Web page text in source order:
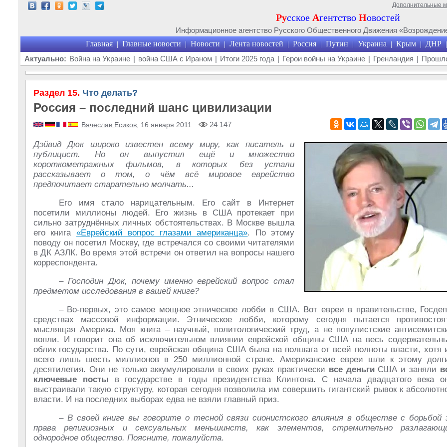
Дополнительные
Русское Агентство Новостей
Информационное агентство Русского Общественного Движения
Главная | Главные новости | Новости | Лента новостей | Россия | Путин | Украина | Крым | ДНР |
Актуально: Война на Украине | война США с Ираном | Итоги 2025 года | Герои войны на Украине | Гренландия |
Раздел 15. Что делать?
Россия – последний шанс цивилизации
Вячеслав Есиков , 16 января 2011 24 147
Дэйвид Дюк широко известен всему миру, как писатель и
публицист. Но он выпустил ещё и множество
короткометражных фильмов, в которых без устали
рассказывает о том, о чём всё мировое еврейство
предпочитает старательно молчать...
Его имя стало нарицательным. Его сайт в Интернет
посетили миллионы людей. Его жизнь в США протекает при
сильно затруднённых личных обстоятельствах. В Москве вышла
его книга «Еврейский вопрос глазами американца». По этому
поводу он посетил Москву, где встречался со своими читателями
в ДК АЗЛК. Во время этой встречи он ответил на вопросы нашего
корреспондента.
– Господин Дюк, почему именно еврейский вопрос стал
предметом исследования в вашей книге?
– Во-первых, это самое мощное этническое лобби в США. Вот евреи в правительстве,
средствах массовой информации. Этническое лобби, которому сегодня пытается
мыслящая Америка. Моя книга – научный, политологический труд, а не популистские
вопли. И говорит она об исключительном влиянии еврейской общины США на весь
облик государства. По сути, еврейская община США была на полшага от всей полноты власти, хотя
всего лишь шесть миллионов в 250 миллионной стране. Американские евреи шли к этому
десятилетия. Они не только аккумулировали в своих руках практически все деньгиСША и заняли
ключевые посты в государстве в годы президентства Клинтона. С начала двадцатого века
выстраивали такую структуру, которая сегодня позволила им совершить гигантский рывок к
власти. И на последних выборах едва не взяли главный приз.
– В своей книге вы говорите о тесной связи сионистского влияния в обществе с борьбой
права религиозных и сексуальных меньшинств, как элементов, стремительно
однородное общество. Поясните, пожалуйста.